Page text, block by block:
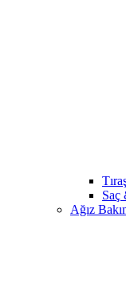
Saç
Ağız